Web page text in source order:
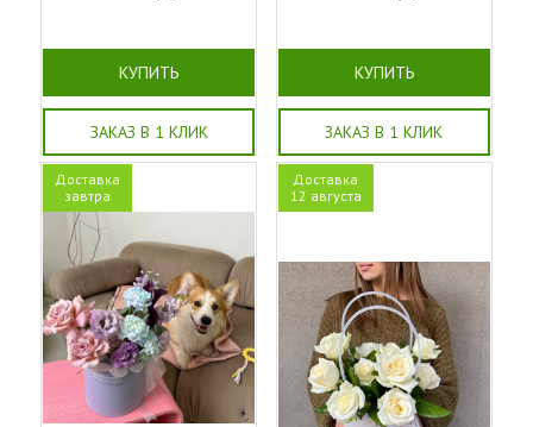
КУПИТЬ
ЗАКАЗ В 1 КЛИК
КУПИТЬ
ЗАКАЗ В 1 КЛИК
Доставка
завтра
Доставка
12 августа